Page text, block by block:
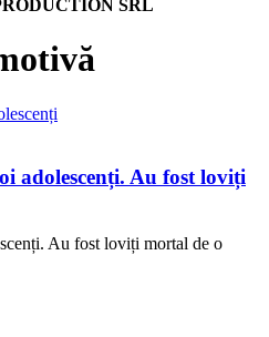
SRL
adolescenți. Au fost loviți
Au fost loviți mortal de o